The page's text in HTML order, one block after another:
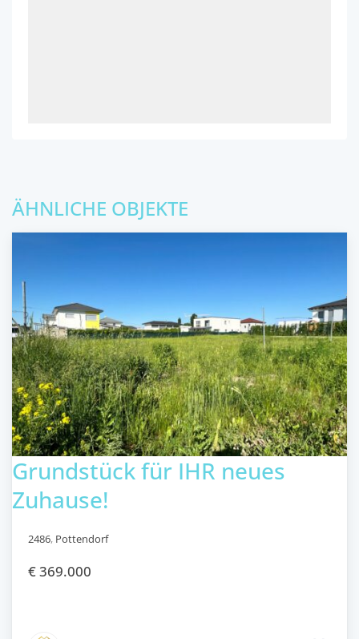
ÄHNLICHE OBJEKTE
Grundstück für IHR neues
Zuhause!
2486, Pottendorf
€ 369.000